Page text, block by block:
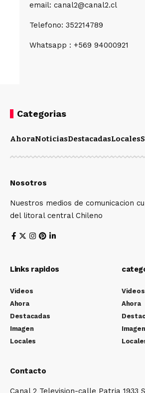
email: canal2@canal2.cl
Telefono: 352214789
Whatsapp : +569 94000921
Categorias
AhoraNoticiasDestacadasLocales
Nosotros
Nuestros medios de comunicacion
del litoral central Chileno
Links rapidos
Videos
Ahora
Destacadas
Imagen
Locales
Videos
Ahora
Imagen
Contacto
Canal 2 Television-calle Patria 1933